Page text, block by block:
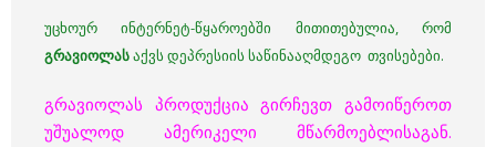
უცხოურ ინტერნეტ-წყაროებში მითითებულია, რომ
გრავიოლასაქვს დეპრესიის საწინააღმდეგო თვისებები.
გრავიოლას პროდუქცია გირჩევთ გამოიწეროთ
უშუალოდ ამერიკელი მწარმოებლისაგან.